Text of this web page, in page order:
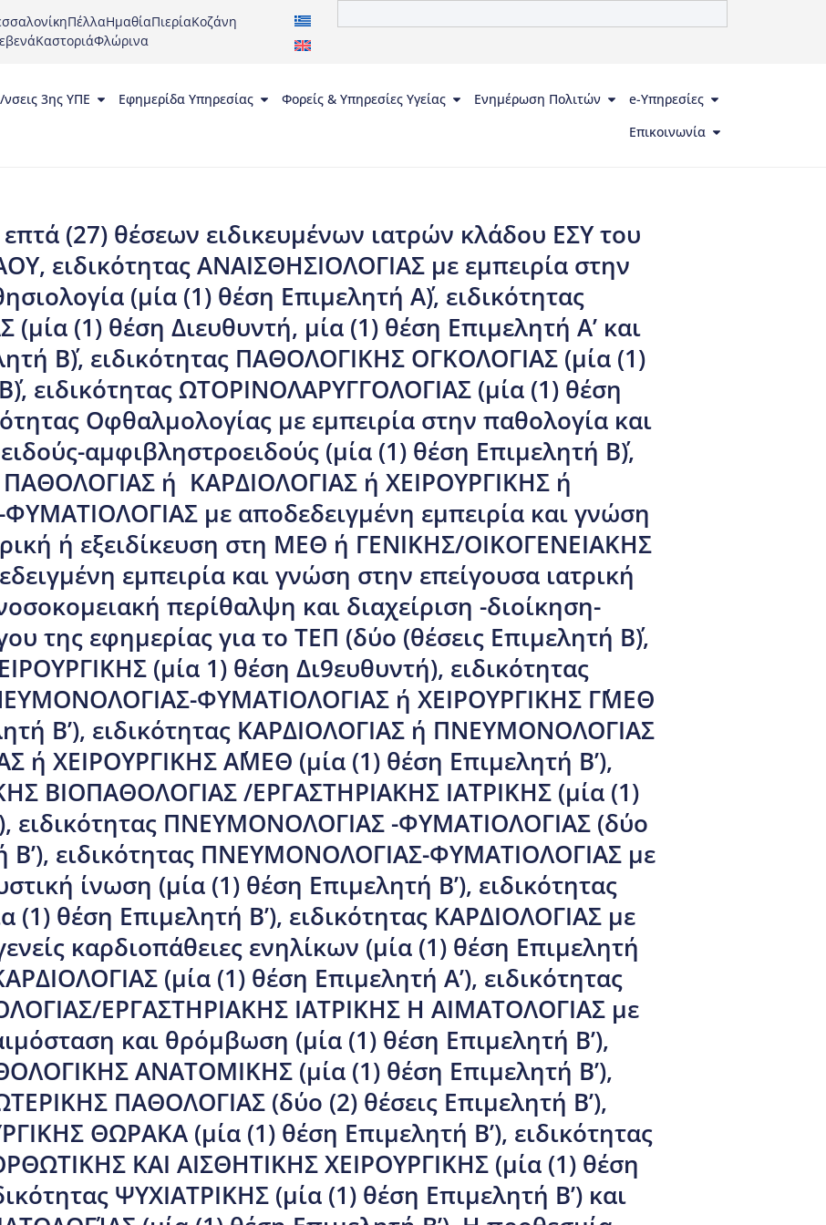
ΠέλλαΗμαθίαΠιερίαΚοζάνη
ΚαστοριάΦλώρινα
νσεις 3ης ΥΠΕ Εφημερίδα Υπηρεσίας Φορείς & Υπηρεσίες Υγείας Ενημέρωση Πολιτών
e-Υπηρεσίες
Επικοινωνία
(27) θέσεων ειδικευμένων ιατρών κλάδου ΕΣΥ του
ειδικότητας ΑΝΑΙΣΘΗΣΙΟΛΟΓΙΑΣ με εμπειρία στην
(μία (1) θέση Επιμελητή Α΄), ειδικότητας
(1) θέση Διευθυντή, μία (1) θέση Επιμελητή Α’ και
Β΄), ειδικότητας ΠΑΘΟΛΟΓΙΚΗΣ ΟΓΚΟΛΟΓΙΑΣ (μία (1)
ειδικότητας ΩΤΟΡΙΝΟΛΑΡΥΓΓΟΛΟΓΙΑΣ (μία (1) θέση
Οφθαλμολογίας με εμπειρία στην παθολογία και
αμφιβληστροειδούς (μία (1) θέση Επιμελητή Β΄),
ή ΚΑΡΔΙΟΛΟΓΙΑΣ ή ΧΕΙΡΟΥΡΓΙΚΗΣ ή
με αποδεδειγμένη εμπειρία και γνώση
ή εξειδίκευση στη ΜΕΘ ή ΓΕΝΙΚΗΣ/ΟΙΚΟΓΕΝΕΙΑΚΗΣ
εμπειρία και γνώση στην επείγουσα ιατρική
περίθαλψη και διαχείριση -διοίκηση-
της εφημερίας για το ΤΕΠ (δύο (θέσεις Επιμελητή Β΄),
(μία 1) θέση Δι9ευθυντή), ειδικότητας
ΦΥΜΑΤΙΟΛΟΓΙΑΣ ή ΧΕΙΡΟΥΡΓΙΚΗΣ Γ΄ΜΕΘ
Β’), ειδικότητας ΚΑΡΔΙΟΛΟΓΙΑΣ ή ΠΝΕΥΜΟΝΟΛΟΓΙΑΣ
ή ΧΕΙΡΟΥΡΓΙΚΗΣ Α΄ΜΕΘ (μία (1) θέση Επιμελητή Β’),
ΒΙΟΠΑΘΟΛΟΓΙΑΣ /ΕΡΓΑΣΤΗΡΙΑΚΗΣ ΙΑΤΡΙΚΗΣ (μία (1)
), ειδικότητας ΠΝΕΥΜΟΝΟΛΟΓΙΑΣ -ΦΥΜΑΤΙΟΛΟΓΙΑΣ (δύο
Β’), ειδικότητας ΠΝΕΥΜΟΝΟΛΟΓΙΑΣ-ΦΥΜΑΤΙΟΛΟΓΙΑΣ με
ίνωση (μία (1) θέση Επιμελητή Β’), ειδικότητας
(1) θέση Επιμελητή Β’), ειδικότητας ΚΑΡΔΙΟΛΟΓΙΑΣ με
καρδιοπάθειες ενηλίκων (μία (1) θέση Επιμελητή
(μία (1) θέση Επιμελητή Α’), ειδικότητας
ΕΡΓΑΣΤΗΡΙΑΚΗΣ ΙΑΤΡΙΚΗΣ Η ΑΙΜΑΤΟΛΟΓΙΑΣ με
και θρόμβωση (μία (1) θέση Επιμελητή Β’),
ΑΝΑΤΟΜΙΚΗΣ (μία (1) θέση Επιμελητή Β’),
ΠΑΘΟΛΟΓΙΑΣ (δύο (2) θέσεις Επιμελητή Β’),
ΘΩΡΑΚΑ (μία (1) θέση Επιμελητή Β’), ειδικότητας
ΚΑΙ ΑΙΣΘΗΤΙΚΗΣ ΧΕΙΡΟΥΡΓΙΚΗΣ (μία (1) θέση
ΨΥΧΙΑΤΡΙΚΗΣ (μία (1) θέση Επιμελητή Β’) και